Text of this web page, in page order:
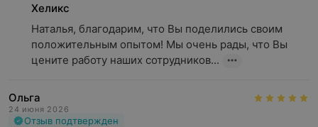
Хеликс
Наталья, благодарим, что Вы поделились своим
положительным опытом! Мы очень рады, что Вы
цените работу наших сотрудников...
Ольга
24 июня 2026
Отзыв подтвержден